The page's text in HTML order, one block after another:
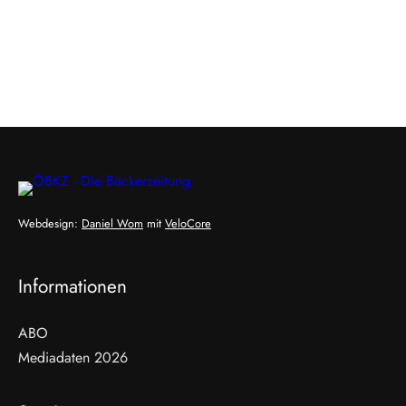
Webdesign: Daniel Wom mit VeloCore
Informationen
ABO
Mediadaten 2026